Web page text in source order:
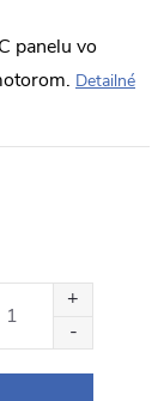
panelu vo
Detailné